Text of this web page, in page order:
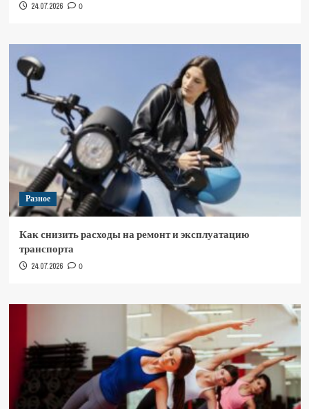
24.07.2026 0
Разное
Как снизить расходы на ремонт и эксплуатацию
транспорта
24.07.2026 0